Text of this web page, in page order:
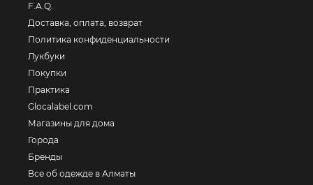
F.A.Q.
Доставка, оплата, возврат
Политика конфиденциальности
Лукбуки
Покупки
Практика
Glocalabel.com
Магазины для дома
Города
Бренды
Все об одежде в Алматы